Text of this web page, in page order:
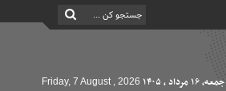
جمعه, ۱۶ مرداد , ۱۴۰۵ Friday, 7 August , 2026